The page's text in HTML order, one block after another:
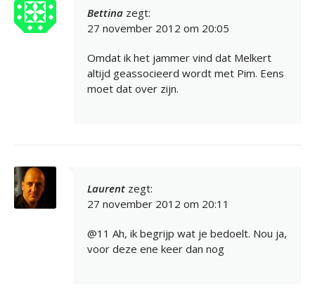
Bettina zegt:
27 november 2012 om 20:05
Omdat ik het jammer vind dat Melkert
altijd geassocieerd wordt met Pim. Eens
moet dat over zijn.
Laurent zegt:
27 november 2012 om 20:11
@11 Ah, ik begrijp wat je bedoelt. Nou ja,
voor deze ene keer dan nog